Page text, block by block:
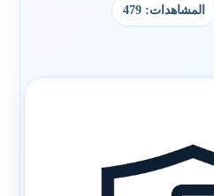
المشاهدات: 479